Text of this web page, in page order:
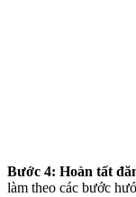
Bước 4: Hoàn tất
làm theo các bước